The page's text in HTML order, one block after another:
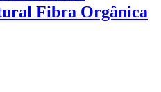
Fibra Orgânica